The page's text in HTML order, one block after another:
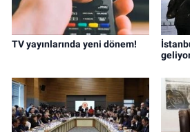
TV yayınlarında yeni dönem!